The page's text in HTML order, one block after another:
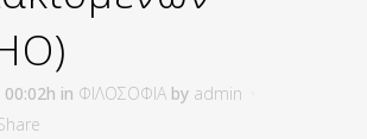
in ΦΙΛΟΣΟΦΙΑ by admin